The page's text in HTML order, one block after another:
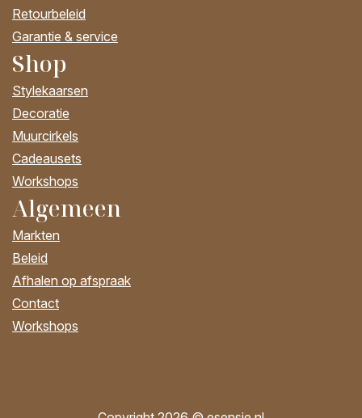
Retourbeleid
Garantie & service
Shop
Stylekaarsen
Decoratie
Muurcirkels
Cadeausets
Workshops
Algemeen
Markten
Beleid
Afhalen op afspraak
Contact
Workshops